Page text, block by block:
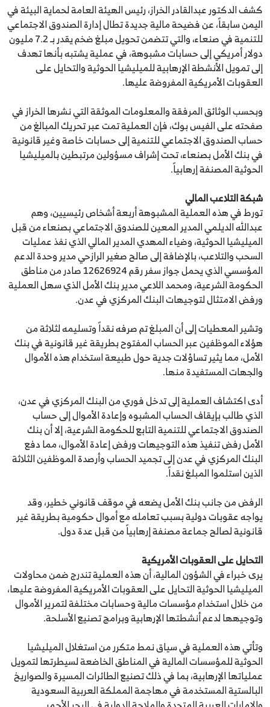
كشف الدكتور عبدالقادر الخراز، رئيس الهيئة العامة لحماية البيئة في
اليمن سابقاً، عن فضيحة مالية جديدة تطال إدارة الصندوق الاجتماعي
للتنمية في صنعاء، والتي تتضمن تحويل مبلغ ضخم يقدر بـ 7.2 مليون
دولار أمريكي إلى حسابات مشبوهة، في عملية يشتبه بأنها تهدف
إلى تمويل الأنشطة الإرهابية للميليشيا الحوثية والتحايل على
العقوبات الأمريكية المفروضة عليها.
وبحسب الوثائق المرفقة والمعلومات الموثقة التي نشرها الخراز في
صفحته على الفيس بوك، فإن العملية تمت عبر تحريك المبالغ من
حساب الصندوق الاجتماعي للتنمية إلى حسابات خاصة وغير قانونية
في بنك الأمل بصنعاء، تحت إشراف مسؤولين مرتبطين بالميليشيا
الحوثية المصنفة إرهابياً.
شبكة التلاعب المالي
تورط في هذه العملية المشبوهة أربعة أشخاص رئيسيين، وهم
عبدالله الديلمي المدير المعين للصندوق الاجتماعي بصنعاء من قبل
الميليشيا الحوثية، وضياء المهدي المدير المالي الذي نفذ عمليات
السحب والتلاعب، بالإضافة إلى صالح صغير الرازحي مدير وحدة الدعم
المؤسسي الذي يحمل جواز سفر رقم 12626924 صادر من مناطق
الحكومة الشرعية، ومحمد اللاعي مدير بنك الأمل الذي سهل العملية
ورفض الامتثال لتوجيهات البنك المركزي في عدن.
وتشير المعطيات إلى أن المبلغ تم صرفه نقداً وتسليمه لثلاثة من
هؤلاء الموظفين عبر الحساب المفتوح بطريقة غير قانونية في بنك
الأمل، مما يثير تساؤلات جدية حول طبيعة استخدام هذه الأموال
والجهات المستفيدة منها.
أدى اكتشاف العملية إلى تدخل فوري من البنك المركزي في عدن،
الذي طالب بإيقاف الحساب المشبوه وإعادة الأموال إلى حساب
الصندوق الاجتماعي للتنمية التابع للحكومة الشرعية، إلا أن بنك
الأمل رفض تنفيذ هذه التوجيهات ورفض إعادة الأموال، مما دفع
البنك المركزي في عدن إلى تجميد الحساب وأرصدة الموظفين الثلاثة
الذين استلموا المبلغ نقداً.
الرفض من جانب بنك الأمل يضعه في موقف قانوني خطير، وقد
يواجه عقوبات دولية بسبب تعامله مع أموال حكومية بطريقة غير
قانونية لصالح جماعة مصنفة إرهابياً من قبل عدة دول.
التحايل على العقوبات الأمريكية
يرى خبراء في الشؤون المالية، أن هذه العملية تندرج ضمن محاولات
الميليشيا الحوثية التحايل على العقوبات الأمريكية المفروضة عليها،
من خلال استخدام مؤسسات مالية وحسابات مختلفة لتمرير الأموال
وتوجيهها لدعم أنشطتها الإرهابية وبرامج تصنيع الأسلحة.
وتأتي هذه العملية في سياق نمط متكرر من استغلال الميليشيا
الحوثية للمؤسسات المالية في المناطق الخاضعة لسيطرتها لتمويل
عملياتها الإرهابية، بما في ذلك تصنيع الطائرات المسيرة والصواريخ
البالستية المستخدمة في مهاجمة المملكة العربية السعودية